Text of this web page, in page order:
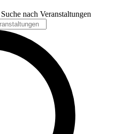
nach Veranstaltungen